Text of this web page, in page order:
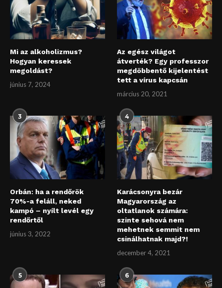
Mi az alkoholizmus?
Hogyan keressek
megoldást?
június 7, 2024
Az egész világot
átverték? Egy professzor
megdöbbentő kijelentést
tett a vírus kapcsán
március 20, 2021
3
Orbán: ha a rendőrök
70%-a feláll, neked
kampó – nyílt levél egy
rendőrtől
június 3, 2022
4
Karácsonyra bezár
Magyarország az
oltatlanok számára:
szinte sehová nem
mehetnek semmit nem
csinálhatnak majd?!
december 4, 2021
5 6